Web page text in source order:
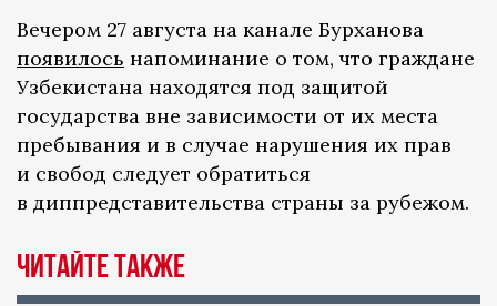
Вечером 27 августа на канале Бурханова
появилось напоминание о том, что граждане
Узбекистана находятся под защитой
государства вне зависимости от их места
пребывания и в случае нарушения их прав
и свобод следует обратиться
в диппредставительства страны за рубежом.
Читайте также